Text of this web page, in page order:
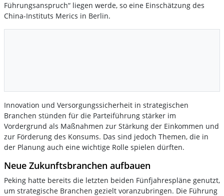
Führungsanspruch“ liegen werde, so eine Einschätzung des
China-Instituts Merics in Berlin.
Innovation und Versorgungssicherheit in strategischen
Branchen stünden für die Parteiführung stärker im
Vordergrund als Maßnahmen zur Stärkung der Einkommen und
zur Förderung des Konsums. Das sind jedoch Themen, die in
der Planung auch eine wichtige Rolle spielen dürften.
Neue Zukunftsbranchen aufbauen
Peking hatte bereits die letzten beiden Fünfjahrespläne genutzt,
um strategische Branchen gezielt voranzubringen. Die Führung